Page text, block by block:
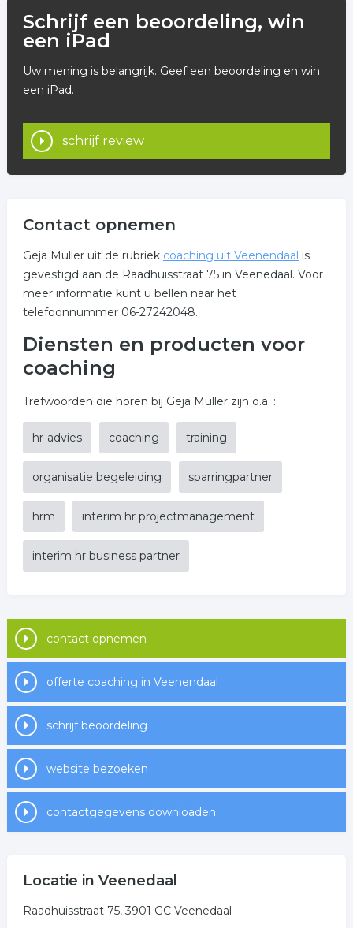
Schrijf een beoordeling, win
een iPad
Uw mening is belangrijk. Geef een beoordeling en win
een iPad.
schrijf review
Contact opnemen
Geja Muller uit de rubriek coaching uit Veenendaal is
gevestigd aan de Raadhuisstraat 75 in Veenedaal. Voor
meer informatie kunt u bellen naar het
telefoonnummer 06-27242048.
Diensten en producten voor
coaching
Trefwoorden die horen bij Geja Muller zijn o.a. :
hr-advies coaching training
organisatie begeleiding sparringpartner
hrm interim hr projectmanagement
interim hr business partner
contact opnemen
offerte coaching in Veenendaal
schrijf beoordeling
website bezoeken
contactgegevens downloaden
Locatie in Veenedaal
Raadhuisstraat 75, 3901 GC Veenedaal